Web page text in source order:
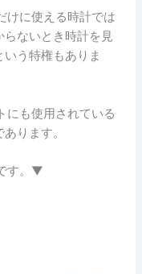
けに使える時計では
ないとき時計を見
う特権もありま
にも使用されている
ります。
す。▼